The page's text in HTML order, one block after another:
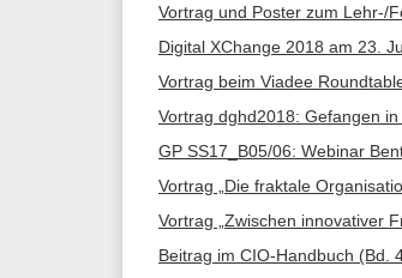
Vortrag und Poster zum Lehr-/
Digital XChange 2018 am 23.
Vortrag beim Viadee
Vortrag dghd2018: Gefangen
GP SS17_B05/06: Webinar
Vortrag „Die fraktale
Vortrag „Zwischen innovativer
Beitrag im CIO-Handbuch (Bd.